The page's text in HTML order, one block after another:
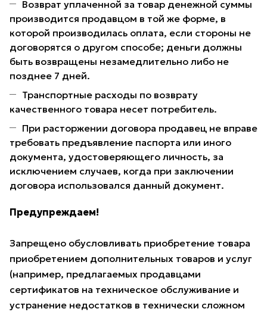
Возврат уплаченной за товар денежной суммы
производится продавцом в той же форме, в
которой производилась оплата, если стороны не
договорятся о другом способе; деньги должны
быть возвращены незамедлительно либо не
позднее 7 дней.
Транспортные расходы по возврату
качественного товара несет потребитель.
При расторжении договора продавец не вправе
требовать предъявление паспорта или иного
документа, удостоверяющего личность, за
исключением случаев, когда при заключении
договора использовался данный документ.
Предупреждаем!
Запрещено обусловливать приобретение товара
приобретением дополнительных товаров и услуг
(например, предлагаемых продавцами
сертификатов на техническое обслуживание и
устранение недостатков в технически сложном